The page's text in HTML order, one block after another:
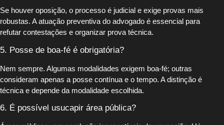
Se houver oposição, o processo é judicial e exige provas mais
robustas. A atuação preventiva do advogado é essencial para
refutar contestações e organizar prova técnica.
5. Posse de boa-fé é obrigatória?
Nem sempre. Algumas modalidades exigem boa-fé; outras
consideram apenas a posse contínua e o tempo. A distinção é
técnica e depende da modalidade escolhida.
6. É possível usucapir área pública?